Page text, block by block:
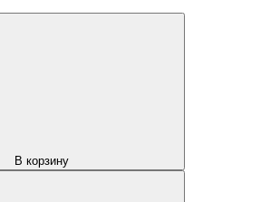
В корзину